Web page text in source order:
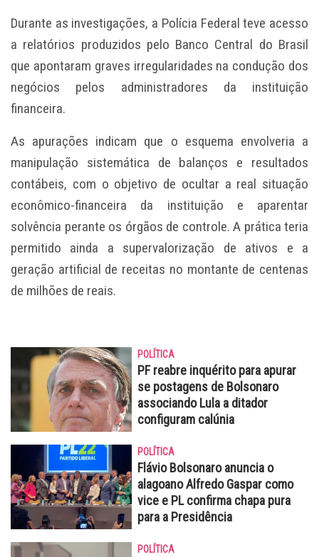
Durante as investigações, a Polícia Federal teve acesso
a relatórios produzidos pelo Banco Central do Brasil
que apontaram graves irregularidades na condução dos
negócios pelos administradores da instituição
financeira.
As apurações indicam que o esquema envolveria a
manipulação sistemática de balanços e resultados
contábeis, com o objetivo de ocultar a real situação
econômico-financeira da instituição e aparentar
solvência perante os órgãos de controle. A prática teria
permitido ainda a supervalorização de ativos e a
geração artificial de receitas no montante de centenas
de milhões de reais.
POLÍTICA
PF reabre inquérito para apurar
se postagens de Bolsonaro
associando Lula a ditador
configuram calúnia
POLÍTICA
Flávio Bolsonaro anuncia o
alagoano Alfredo Gaspar como
vice e PL confirma chapa pura
para a Presidência
POLÍTICA